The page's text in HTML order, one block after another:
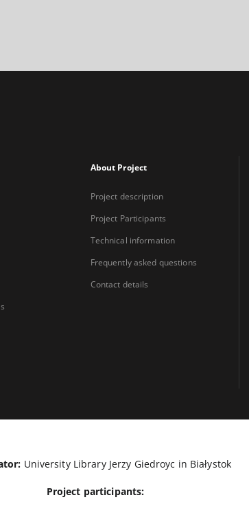
About Project
Project description
Project Participants
Technical information
Frequently asked questions
Contact details
University Library Jerzy Giedroyc in Białystok
Project participants: